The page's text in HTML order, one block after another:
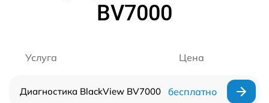
BV7000
Услуга Цена
Диагностика BlackView BV7000 бесплатно